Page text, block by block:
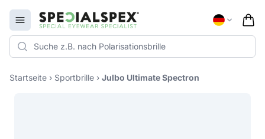
Open menu
Specialspex Logo
Startseite › Sportbrille › Julbo Ultimate Spectron